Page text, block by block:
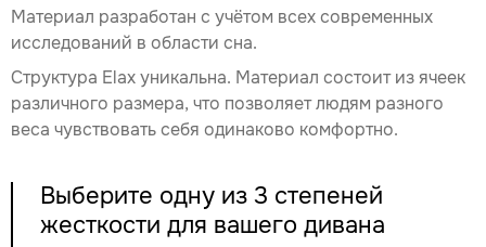
Материал разработан с учётом всех современных
исследований в области сна.
Структура Elax уникальна. Материал состоит из ячеек
различного размера, что позволяет людям разного
веса чувствовать себя одинаково комфортно.
Выберите одну из 3 степеней
жесткости для вашего дивана